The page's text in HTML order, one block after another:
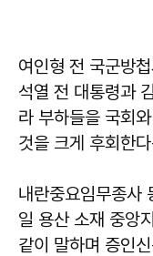
여인형 전 국군방
석열 전 대통령과
라 부하들을 국회
것을 크게 후회한
내란중요임무종사
일 용산 소재 중앙
같이 말하며 증인